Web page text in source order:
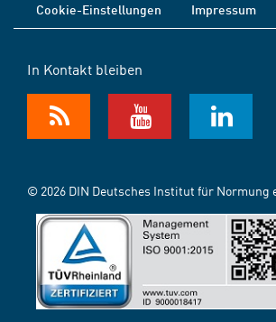
Cookie-Einstellungen
Impressum
In Kontakt bleiben
© 2026 DIN Deutsches Institut für Normung